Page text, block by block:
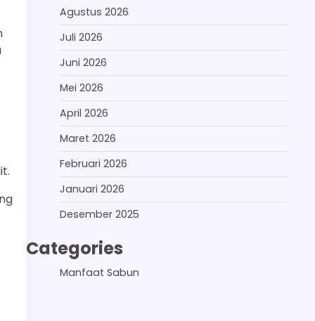
Agustus 2026
Juli 2026
Juni 2026
Mei 2026
April 2026
Maret 2026
Februari 2026
Januari 2026
Desember 2025
Categories
Manfaat Sabun